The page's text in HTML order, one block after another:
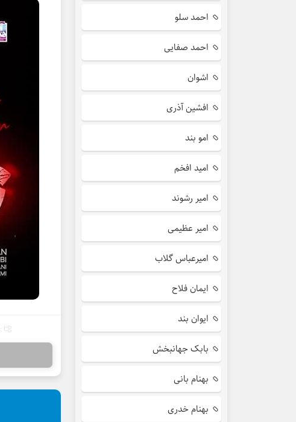
احمد سلو
احمد صفایی
اشوان
افشین آذری
امو بند
امید افخم
امیر رشوند
امیر عظیمی
امیرعباس گلاب
ایمان فلاح
ایوان بند
بابک جهانبخش
بهنام بانی
بهنام خدری